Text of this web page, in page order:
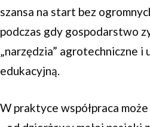
szansa na start bez
podczas gdy gospodarstwo
„narzędzia” agrotechniczne i
edukacyjną.
W praktyce współpraca